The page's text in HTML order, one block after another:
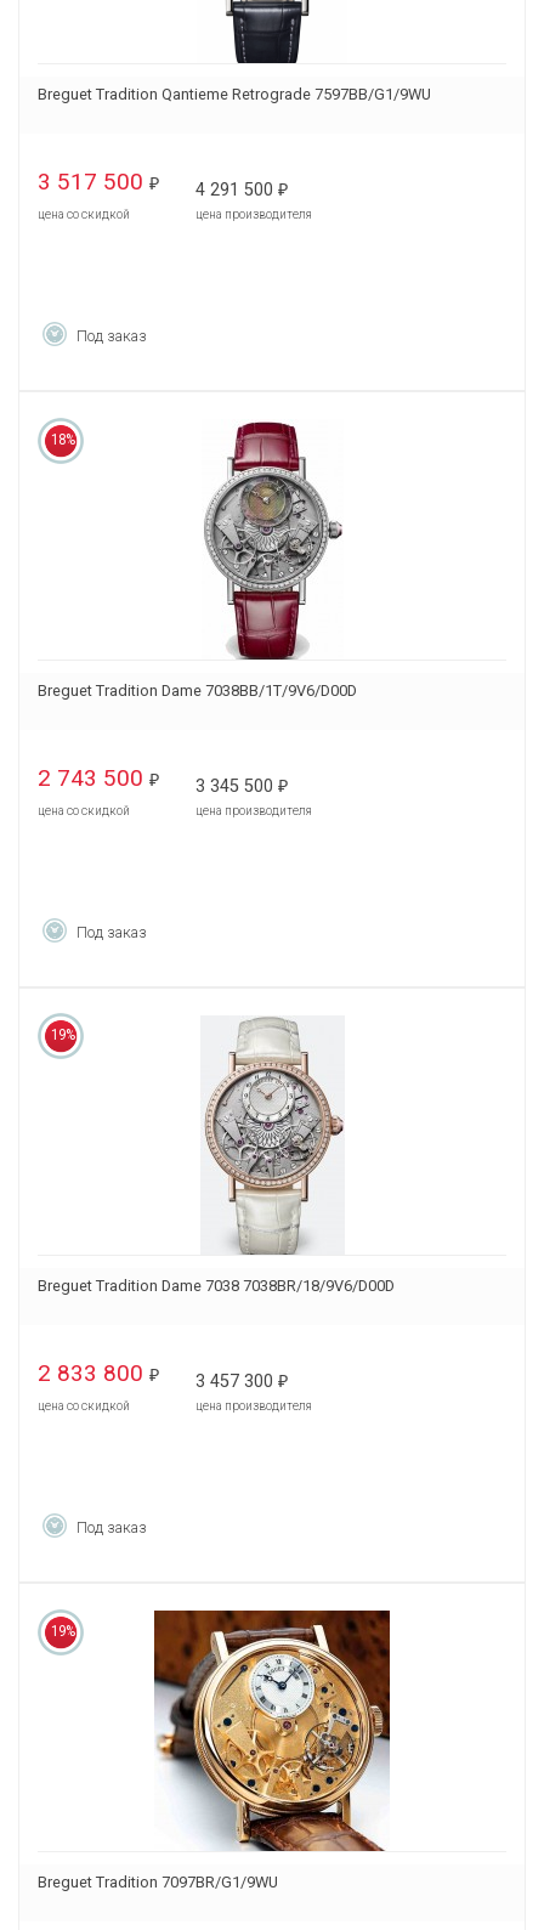
Breguet Tradition Qantieme Retrograde 7597BB/G1/9WU
3 517 500 ₽
цена со скидкой
4 291 500 ₽
цена производителя
Под заказ
18%
Breguet Tradition Dame 7038BB/1T/9V6/D00D
2 743 500 ₽
цена со скидкой
3 345 500 ₽
цена производителя
Под заказ
19%
Breguet Tradition Dame 7038 7038BR/18/9V6/D00D
2 833 800 ₽
цена со скидкой
3 457 300 ₽
цена производителя
Под заказ
19%
Breguet Tradition 7097BR/G1/9WU